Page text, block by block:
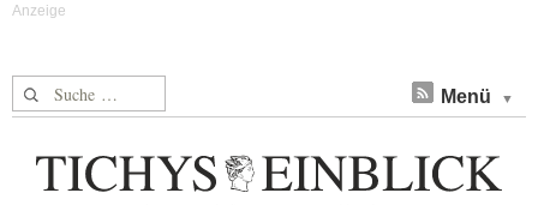
Suche nach: Menü